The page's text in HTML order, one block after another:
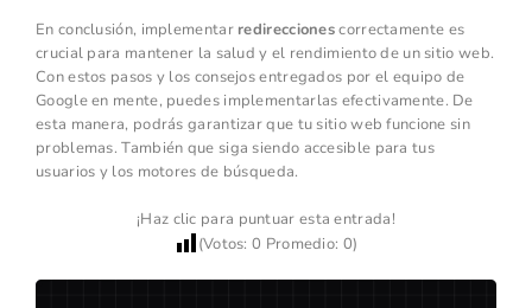
En conclusión, implementar redireccionescorrectamente es
crucial para mantener la salud y el rendimiento de un sitio web.
Con estos pasos y los consejos entregados por el equipo de
Google en mente, puedes implementarlas efectivamente. De
esta manera, podrás garantizar que tu sitio web funcione sin
problemas. También que siga siendo accesible para tus
usuarios y los motores de búsqueda.
¡Haz clic para puntuar esta entrada!
(Votos:0 Promedio: 0)